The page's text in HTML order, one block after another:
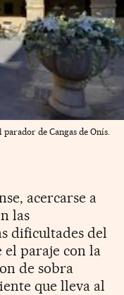
parador de Cangas de Onís.
acercarse a
las
dificultades del
el paraje con la
de sobra
que lleva al